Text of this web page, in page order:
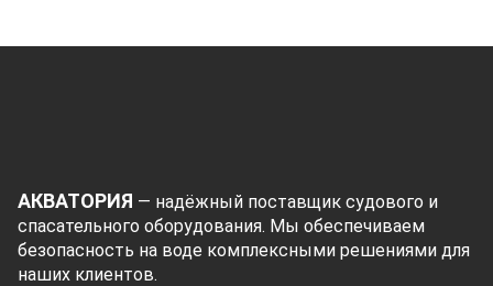
АКВАТОРИЯ — надёжный поставщик судового и
спасательного оборудования. Мы обеспечиваем
безопасность на воде комплексными решениями для
наших клиентов.